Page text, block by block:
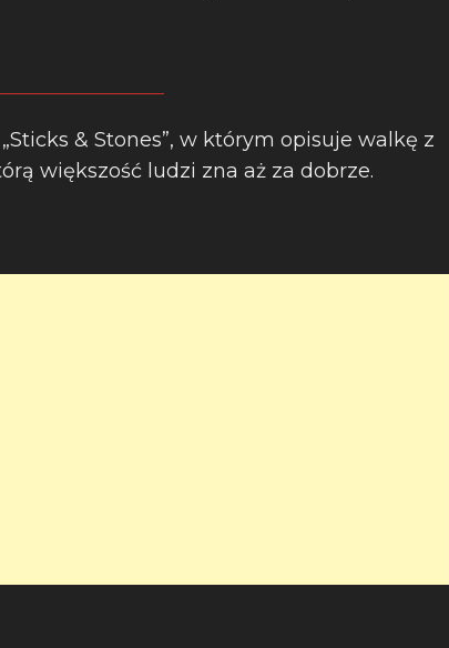
& Stones”, w którym opisuje walkę z
większość ludzi zna aż za dobrze.